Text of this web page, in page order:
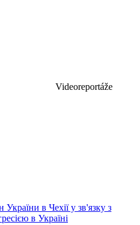
Videoreportáže
в Чехії у зв'язку з
в Україні